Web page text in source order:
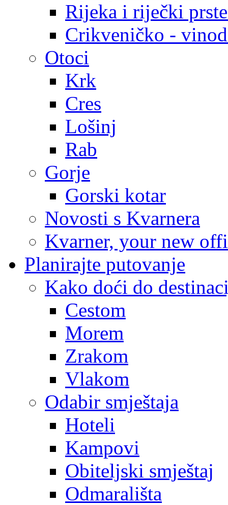
Rijeka i riječki
Crikveničko -
Otoci
Krk
Cres
Lošinj
Rab
Gorje
Gorski kotar
Novosti s Kvarnera
Kvarner, your new
Planirajte putovanje
Kako doći do
Cestom
Morem
Zrakom
Vlakom
Odabir smještaja
Hoteli
Kampovi
Obiteljski smještaj
Odmarališta